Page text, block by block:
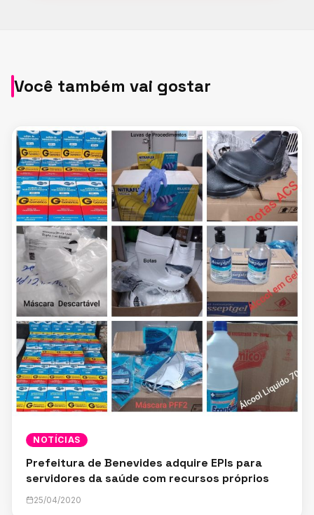
Você também vai gostar
NOTÍCIAS
Prefeitura de Benevides adquire EPIs para
servidores da saúde com recursos próprios
25/04/2020